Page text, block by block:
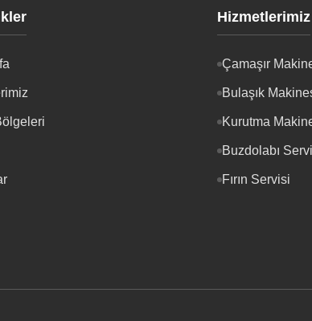
Hizmetlerimiz
Çamaşır
Bulaşık
Kurutma
Buzdolabı
Fırın Servisi